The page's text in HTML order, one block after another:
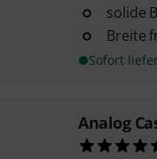
solide
Breite
Sofort
Analog